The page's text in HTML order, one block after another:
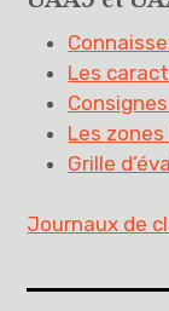
Les
Les
Grille
Journaux de